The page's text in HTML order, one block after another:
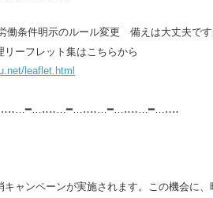
働条件明示のルール変更 備えは大丈夫です
ーフレット集はこちらから
leaflet.html
ャンペーンが実施されます。この機会に、